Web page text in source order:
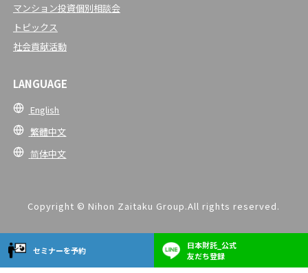
セミナーを予約
日本財託_公式
友だち登録
マンション投資個別相談会
トピックス
社会貢献活動
LANGUAGE
English
繁體中文
简体中文
Copyright © Nihon Zaitaku Group.All rights reserved.